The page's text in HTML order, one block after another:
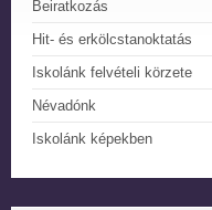
Beiratkozás
Hit- és erkölcstanoktatás
Iskolánk felvételi körzete
Névadónk
Iskolánk képekben